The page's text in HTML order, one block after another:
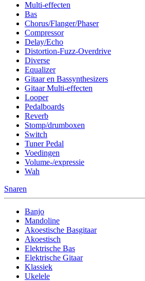
Multi-effecten
Bas
Chorus/Flanger/Phaser
Compressor
Delay/Echo
Distortion-Fuzz-Overdrive
Diverse
Equalizer
Gitaar en Bassynthesizers
Gitaar Multi-effecten
Looper
Pedalboards
Reverb
Stomp/drumboxen
Switch
Tuner Pedal
Voedingen
Volume-/expressie
Wah
Snaren
Banjo
Mandoline
Akoestische Basgitaar
Akoestisch
Elektrische Bas
Elektrische Gitaar
Klassiek
Ukelele